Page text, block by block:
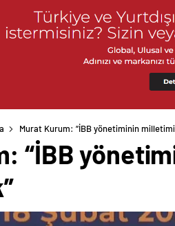
Murat Kurum: “İBB yönetiminin
“İBB